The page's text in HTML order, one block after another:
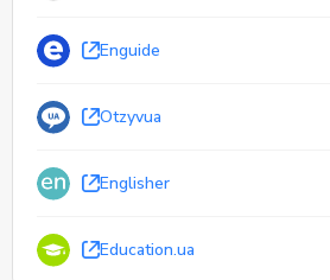
Enguide
Otzyvua
Englisher
Education.ua